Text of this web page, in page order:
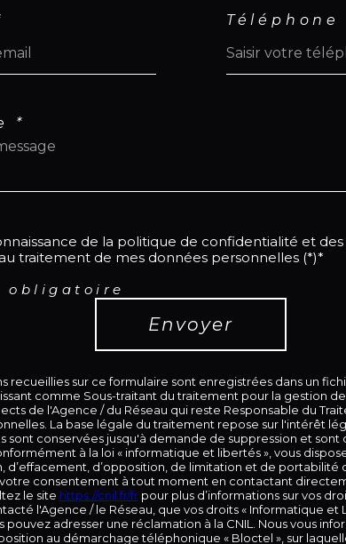
Téléphone
*
de la politique de confidentialité et
traitement de mes données personnelles (*)*
obligatoire
Envoyer
recueillies sur ce formulaire sont enregistrées dans un
comme Sous-traitant du traitement pour la gestion
de l'Agence / du Réseau qui reste Responsable du
La base légale du traitement repose sur l'intérêt
sont conservées jusqu'à demande de suppression et sont
à la loi « informatique et libertés », vous
d’effacement, d’opposition, de limitation et de portabilité
consentement à tout moment en contactant
le site https://cnil.fr/fr pour plus d’informations sur vos
l'Agence / le Réseau, que vos droits « Informatique et
pouvez adresser une réclamation à la CNIL. Nous vous
au démarchage téléphonique « Bloctel », sur